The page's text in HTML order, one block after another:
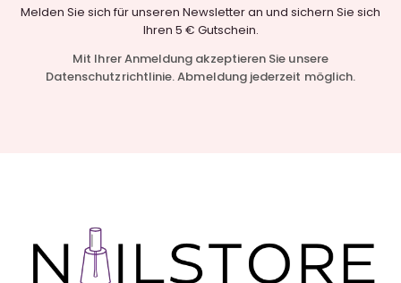
Melden Sie sich für unseren Newsletter an und sichern Sie sich
Ihren 5 € Gutschein.
Mit Ihrer Anmeldung akzeptieren Sie unsere
Datenschutzrichtlinie. Abmeldung jederzeit möglich.